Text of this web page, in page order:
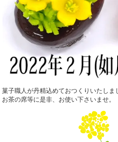
菓子職人が丹精込めておつくりいたしま
お茶の席等に是非、お使い下さいませ。